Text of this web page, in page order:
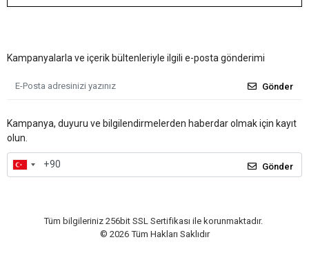
Kampanyalarla ve içerik bültenleriyle ilgili e-posta gönderimi
Gönder
Kampanya, duyuru ve bilgilendirmelerden haberdar olmak için kayıt
olun.
Gönder
Tüm bilgileriniz 256bit SSL Sertifikası ile korunmaktadır.
© 2026 Tüm Hakları Saklıdır